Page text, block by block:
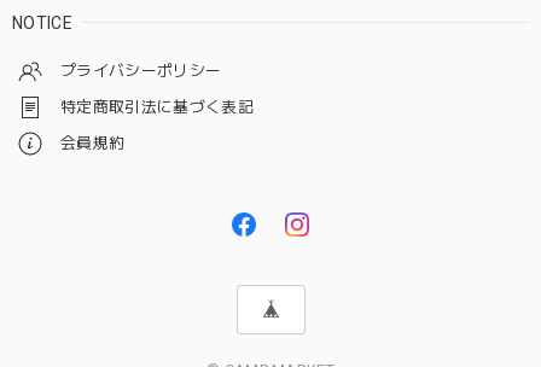
NOTICE
プライバシーポリシー
特定商取引法に基づく表記
会員規約